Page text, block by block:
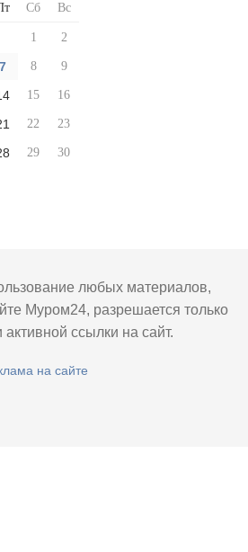
Сб Вс
1 2
7 8 9
15 16
22 23
29 30
любых материалов,
Муром24, разрешается только
активной ссылки на сайт.
на сайте